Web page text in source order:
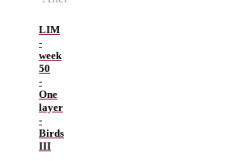
LIM
-
week
50
-
One
layer
-
Birds
III